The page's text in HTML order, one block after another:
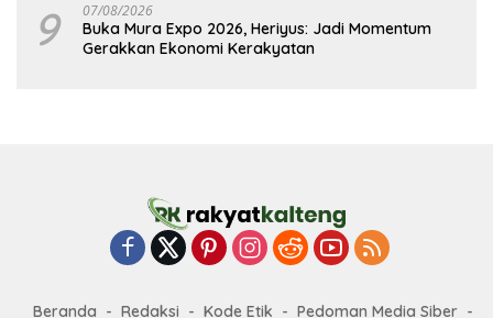
9 07/08/2026
Buka Mura Expo 2026, Heriyus: Jadi Momentum
Gerakkan Ekonomi Kerakyatan
Beranda Redaksi Kode Etik Pedoman Media Siber